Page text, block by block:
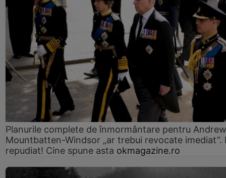
Planurile complete de înmormântare pentru Andrew
Mountbatten-Windsor „ar trebui revocate imediat”.
repudiat! Cine spune asta okmagazine.ro